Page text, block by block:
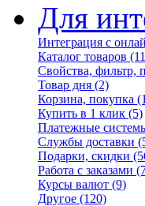
Для
Интеграция с
Каталог товаров
Свойства, фильтр,
Товар дня (2)
Корзина, покупка
Купить в 1 клик (5)
Платежные
Службы доставки
Подарки, скидки
Работа с заказами
Курсы валют (9)
Другое (120)